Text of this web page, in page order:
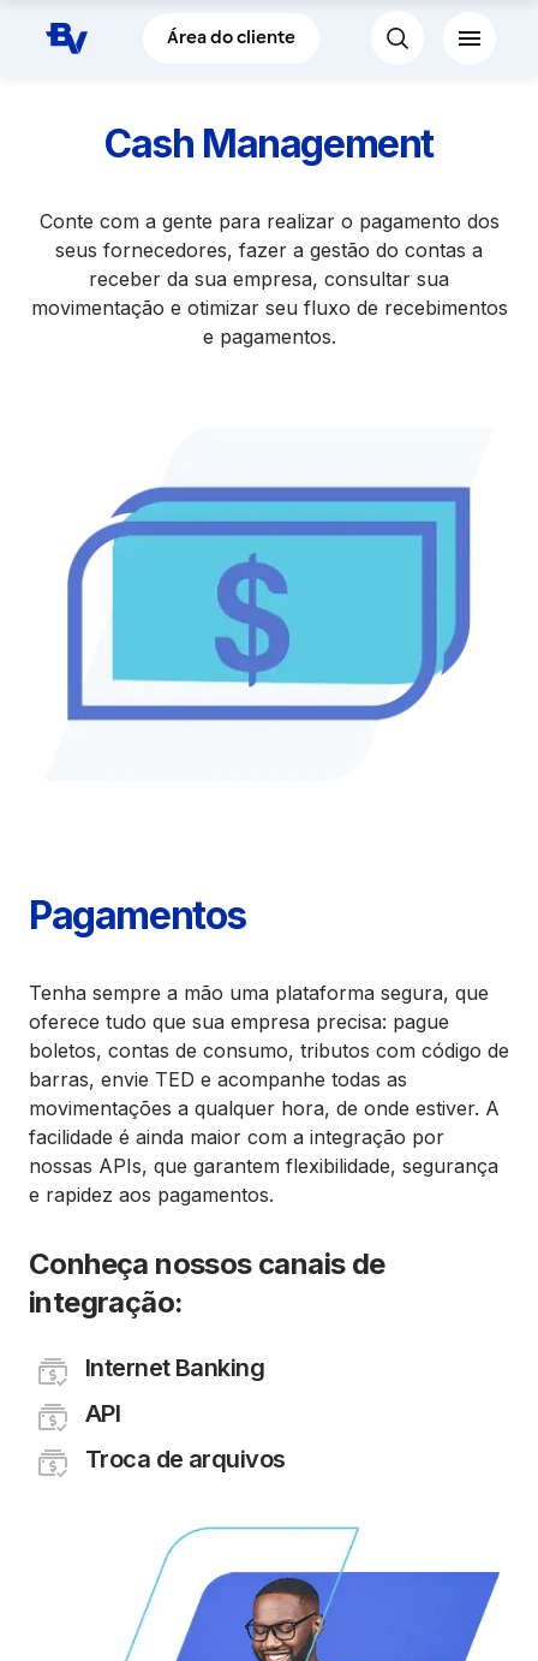
Pular para o Conteúdo principal
Área do cliente
Cash Management
Conte com a gente para realizar o pagamento dos
seus fornecedores, fazer a gestão do contas a
receber da sua empresa, consultar sua
movimentação e otimizar seu fluxo de recebimentos
e pagamentos.
Pagamentos
Tenha sempre a mão uma plataforma segura, que
oferece tudo que sua empresa precisa: pague
boletos, contas de consumo, tributos com código de
barras, envie TED e acompanhe todas as
movimentações a qualquer hora, de onde estiver. A
facilidade é ainda maior com a integração por
nossas APIs, que garantem flexibilidade, segurança
e rapidez aos pagamentos.
Conheça nossos canais de
integração:
Internet Banking
API
Troca de arquivos